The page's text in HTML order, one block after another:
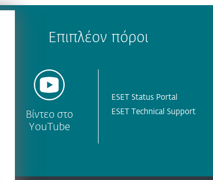
Επιπλέον πόροι
Βίντεο στο
YouTube
ESET Status Portal
ESET Technical Support